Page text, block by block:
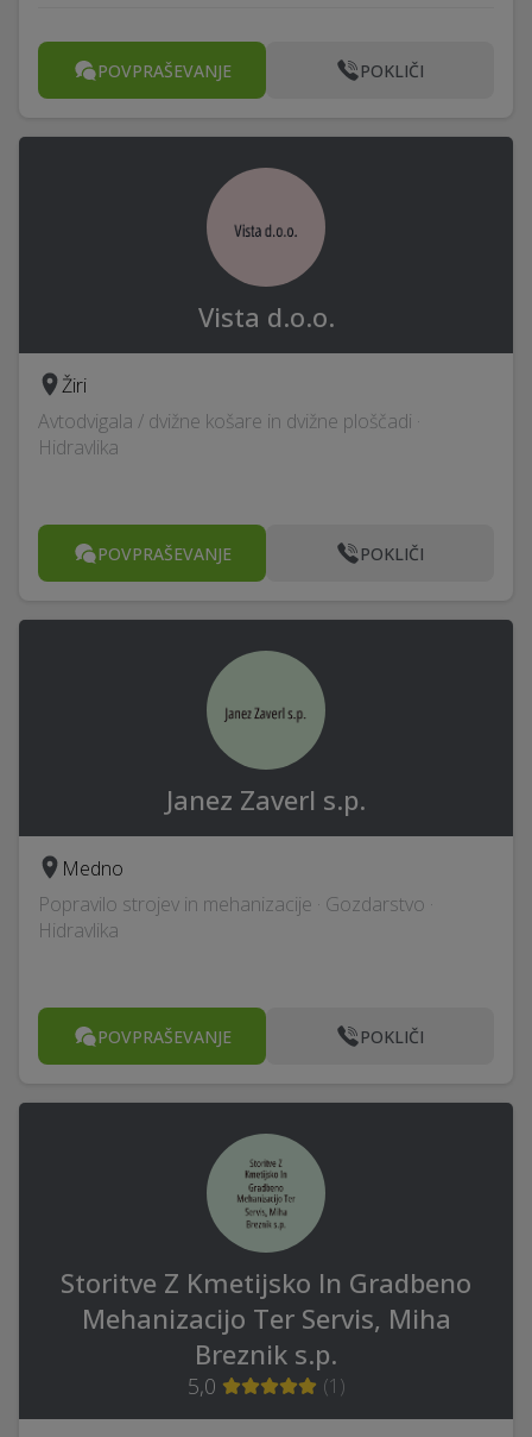
POVPRAŠEVANJE POKLIČI
Vista d.o.o.
Žiri
Avtodvigala / dvižne košare in dvižne ploščadi ·
Hidravlika
POVPRAŠEVANJE POKLIČI
Janez Zaverl s.p.
Medno
Popravilo strojev in mehanizacije · Gozdarstvo ·
Hidravlika
POVPRAŠEVANJE POKLIČI
Storitve Z Kmetijsko In Gradbeno
Mehanizacijo Ter Servis, Miha
Breznik s.p.
5,0 (1 )